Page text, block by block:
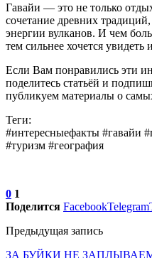
Гавайи — это не только
сочетание древних
энергии вулканов. И чем
тем сильнее хочется увидеть
Если Вам понравились эти
поделитесь статьёй и
публикуем материалы о
Теги:
#интересныефакты #гавайи
#туризм #география
0 1
Поделится FacebookTelegram
Предыдущая запись
ЗА БУЙКИ НЕ